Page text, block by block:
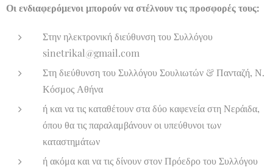
Οι ενδιαφερόμενοι μπορούν να στέλνουν τις προσφορές τους:
Στην ηλεκτρονική διεύθυνση του Συλλόγου
sinetrikal@gmail.com
Στη διεύθυνση του Συλλόγου Σουλιωτών & Πανταζή, Ν.
Κόσμος Αθήνα
ή και να τις καταθέτουν στα δύο καφενεία στη Νεράιδα,
όπου θα τις παραλαμβάνουν οι υπεύθυνοι των
καταστημάτων
ή ακόμα και να τις δίνουν στον Πρόεδρο του Συλλόγου